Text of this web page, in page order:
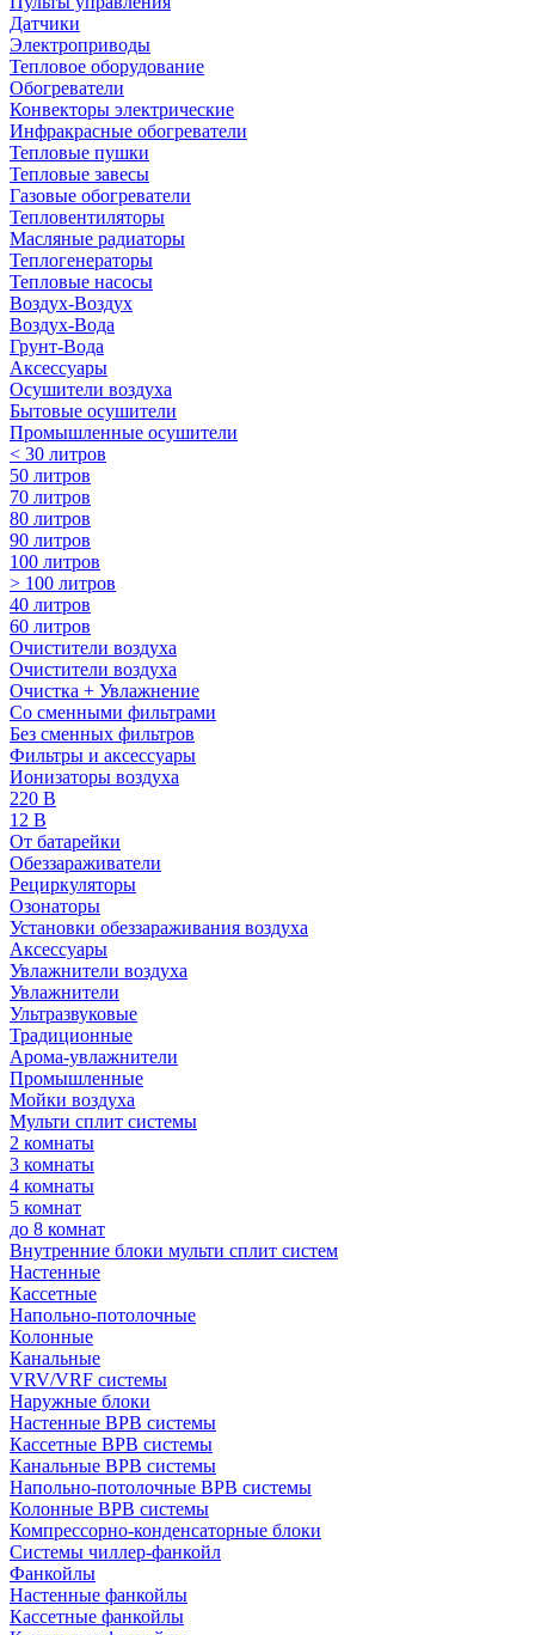
Датчики
Электроприводы
Тепловое оборудование
Обогреватели
Конвекторы электрические
Инфракрасные обогреватели
Тепловые пушки
Тепловые завесы
Газовые обогреватели
Тепловентиляторы
Масляные радиаторы
Теплогенераторы
Тепловые насосы
Воздух-Воздух
Воздух-Вода
Грунт-Вода
Аксессуары
Осушители воздуха
Бытовые осушители
Промышленные осушители
< 30 литров
50 литров
70 литров
80 литров
90 литров
100 литров
> 100 литров
40 литров
60 литров
Очистители воздуха
Очистители воздуха
Очистка + Увлажнение
Cо сменными фильтрами
Без сменных фильтров
Фильтры и аксессуары
Ионизаторы воздуха
220 В
12 В
От батарейки
Обеззараживатели
Рециркуляторы
Озонаторы
Установки обеззараживания воздуха
Аксессуары
Увлажнители воздуха
Увлажнители
Ультразвуковые
Традиционные
Арома-увлажнители
Промышленные
Мойки воздуха
Мульти сплит системы
2 комнаты
3 комнаты
4 комнаты
5 комнат
до 8 комнат
Внутренние блоки мульти сплит систем
Настенные
Кассетные
Напольно-потолочные
Колонные
Канальные
VRV/VRF системы
Наружные блоки
Настенные ВРВ системы
Кассетные ВРВ системы
Канальные ВРВ системы
Напольно-потолочные ВРВ системы
Колонные ВРВ системы
Компрессорно-конденсаторные блоки
Системы чиллер-фанкойл
Фанкойлы
Настенные фанкойлы
Кассетные фанкойлы